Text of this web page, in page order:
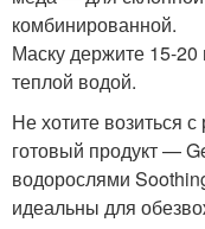
комбинированной.
Маску держите 15-20
теплой водой.
Не хотите возиться
готовый продукт —
водорослями
идеальны для